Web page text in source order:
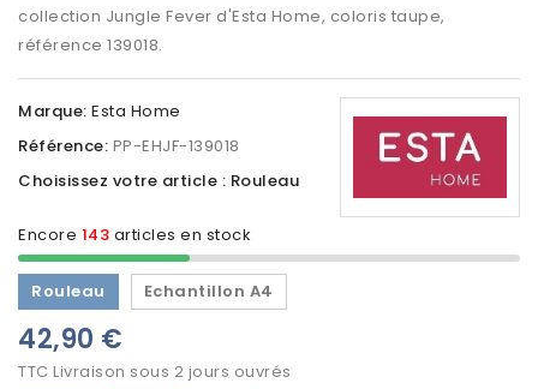
collection Jungle Fever d'Esta Home, coloris taupe,
référence 139018.
Marque: Esta Home
Référence: PP-EHJF-139018
Encore 143 articles en stock
Choisissez votre article : Rouleau
Rouleau Echantillon A4
42,90 €
TTC Livraison sous 2 jours ouvrés